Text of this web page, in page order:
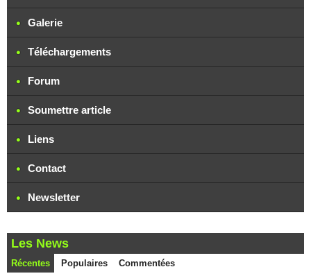
Galerie
Téléchargements
Forum
Soumettre article
Liens
Contact
Newsletter
Les News
Récentes Populaires Commentées